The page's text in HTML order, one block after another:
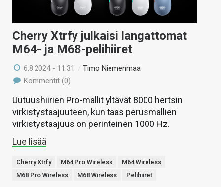
HAKU
Cherry Xtrfy julkaisi langattomat
M64- ja M68-pelihiiret
6.8.2024 - 11:31 /Timo Niemenmaa
Kommentit (0)
Uutuushiirien Pro-mallit yltävät 8000 hertsin
virkistystaajuuteen, kun taas perusmallien
virkistystaajuus on perinteinen 1000 Hz.
Lue lisää
Cherry Xtrfy M64 Pro Wireless
M64 Wireless
M68 Pro Wireless
M68 Wireless Pelihiiret